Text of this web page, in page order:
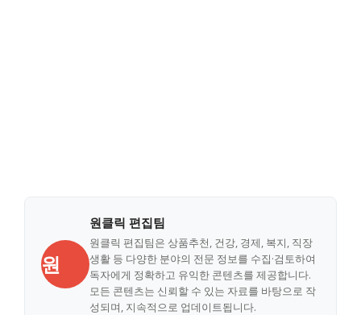
원
원클릭 편집팀
원클릭 편집팀은 상품추천, 건강, 경제, 복지, 직장
생활 등 다양한 분야의 전문 정보를 수집·검토하여
독자에게 정확하고 유익한 콘텐츠를 제공합니다.
모든 콘텐츠는 신뢰할 수 있는 자료를 바탕으로 작
성되며, 지속적으로 업데이트됩니다.